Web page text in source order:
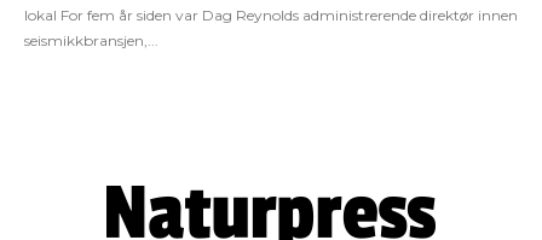
lokal For fem år siden var Dag Reynolds administrerende direktør innen
seismikkbransjen,...